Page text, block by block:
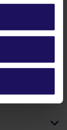
znajdziesz